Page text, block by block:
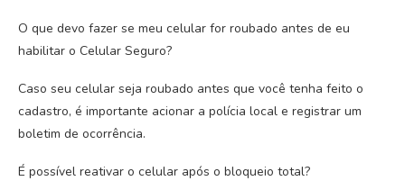
O que devo fazer se meu celular for roubado antes de eu
habilitar o Celular Seguro?
Caso seu celular seja roubado antes que você tenha feito o
cadastro, é importante acionar a polícia local e registrar um
boletim de ocorrência.
É possível reativar o celular após o bloqueio total?